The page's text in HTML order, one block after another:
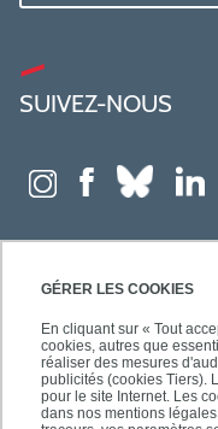
GÉRER LES COOKIES
En cliquant sur « Tout
cookies, autres que
réaliser des mesures
publicités (cookies Tiers).
pour le site Internet. Les
dans nos mentions
SUIVEZ-NOUS